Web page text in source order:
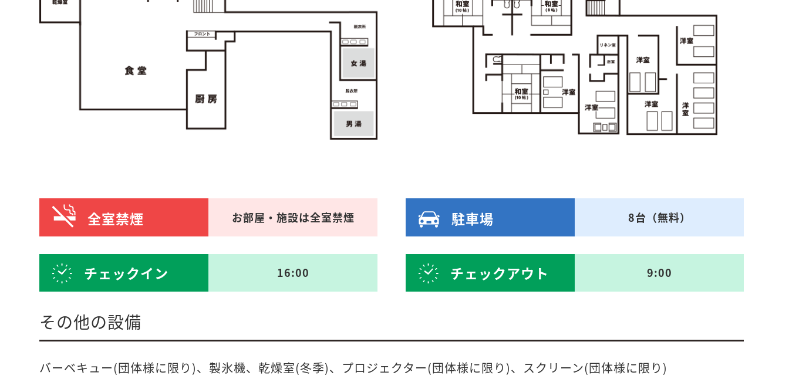
全室禁煙 お部屋・施設は全室禁煙 駐車場 8台（無料）
チェックイン 16:00 チェックアウト 9:00
その他の設備
バーベキュー(団体様に限り)、製氷機、乾燥室(冬季)、プロジェクター(団体様に限り)、スクリーン(団体様に限り)